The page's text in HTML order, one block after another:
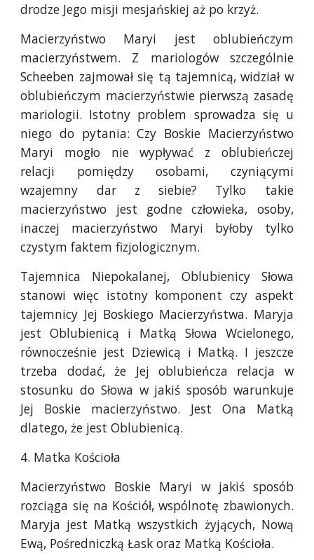
drodze Jego misji mesjańskiej aż po krzyż.
Macierzyństwo Maryi jest oblubieńczym
macierzyństwem. Z mariologów szczególnie
Scheeben zajmował się tą tajemnicą, widział w
oblubieńczym macierzyństwie pierwszą zasadę
mariologii. Istotny problem sprowadza się u
niego do pytania: Czy Boskie Macierzyństwo
Maryi mogło nie wypływać z oblubieńczej
relacji pomiędzy osobami, czyniącymi
wzajemny dar z siebie? Tylko takie
macierzyństwo jest godne człowieka, osoby,
inaczej macierzyństwo Maryi byłoby tylko
czystym faktem fizjologicznym.
Tajemnica Niepokalanej, Oblubienicy Słowa
stanowi więc istotny komponent czy aspekt
tajemnicy Jej Boskiego Macierzyństwa. Maryja
jest Oblubienicą i Matką Słowa Wcielonego,
równocześnie jest Dziewicą i Matką. I jeszcze
trzeba dodać, że Jej oblubieńcza relacja w
stosunku do Słowa w jakiś sposób warunkuje
Jej Boskie macierzyństwo. Jest Ona Matką
dlatego, że jest Oblubienicą.
4. Matka Kościoła
Macierzyństwo Boskie Maryi w jakiś sposób
rozciąga się na Kościół, wspólnotę zbawionych.
Maryja jest Matką wszystkich żyjących, Nową
Ewą, Pośredniczką Łask oraz Matką Kościoła.